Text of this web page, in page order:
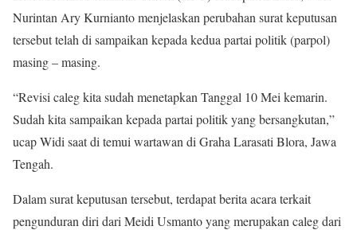
Nurintan Ary Kurnianto menjelaskan perubahan surat keputusan
tersebut telah di sampaikan kepada kedua partai politik (parpol)
masing – masing.
“Revisi caleg kita sudah menetapkan Tanggal 10 Mei kemarin.
Sudah kita sampaikan kepada partai politik yang bersangkutan,”
ucap Widi saat di temui wartawan di Graha Larasati Blora, Jawa
Tengah.
Dalam surat keputusan tersebut, terdapat berita acara terkait
pengunduran diri dari Meidi Usmanto yang merupakan caleg dari